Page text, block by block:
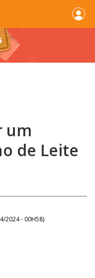
um
de Leite
2024 - 00H58)